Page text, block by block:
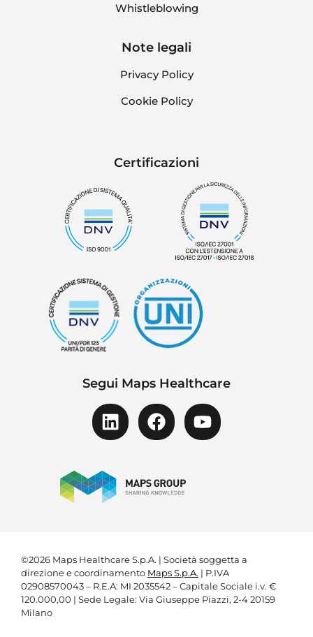
Whistleblowing
Note legali
Privacy Policy
Cookie Policy
Certificazioni
Segui Maps Healthcare
©2026 Maps Healthcare S.p.A. | Società soggetta a
direzione e coordinamento Maps S.p.A. | P.IVA
02908570043 – R.E.A: MI 2035542 – Capitale Sociale i.v. €
120.000,00 | Sede Legale: Via Giuseppe Piazzi, 2-4 20159
Milano